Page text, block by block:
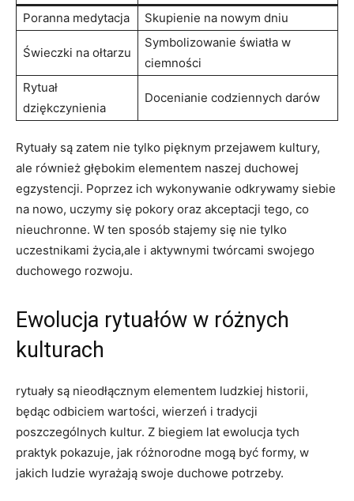
Poranna medytacja
Skupienie na nowym dniu
Świeczki na ołtarzu
Symbolizowanie światła w
ciemności
Rytuał
dziękczynienia
Docenianie codziennych darów
Rytuały są zatem nie tylko pięknym przejawem kultury,
ale również głębokim elementem naszej duchowej
egzystencji. Poprzez ich wykonywanie odkrywamy siebie
na nowo, uczymy się pokory oraz akceptacji tego, co
nieuchronne. W ten sposób stajemy się nie tylko
uczestnikami życia,ale i aktywnymi twórcami swojego
duchowego rozwoju.
Ewolucja rytuałów w różnych
kulturach
rytuały są nieodłącznym elementem ludzkiej historii,
będąc odbiciem wartości, wierzeń i tradycji
poszczególnych kultur. Z biegiem lat ewolucja tych
praktyk pokazuje, jak różnorodne mogą być formy, w
jakich ludzie wyrażają swoje duchowe potrzeby.